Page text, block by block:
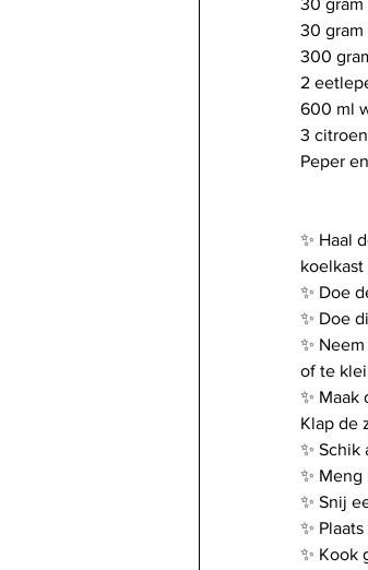
30 gram
30 gram
300
2
600 ml
3
Peper
✨️ Haal
✨️ Doe
✨️ Doe
✨️
of te
✨️
Klap de
✨️
✨️
✨️ Snij
✨️
✨️ Kook